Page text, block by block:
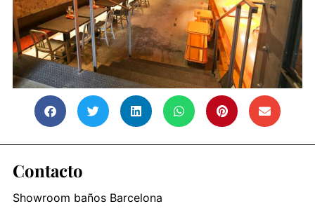
Contacto
Showroom baños Barcelona